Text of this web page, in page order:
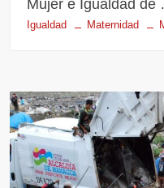
Mujer e Igualdad de
Igualdad Maternidad